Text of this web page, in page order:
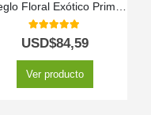
5.00 out of 5
USD$84,59
Ver producto